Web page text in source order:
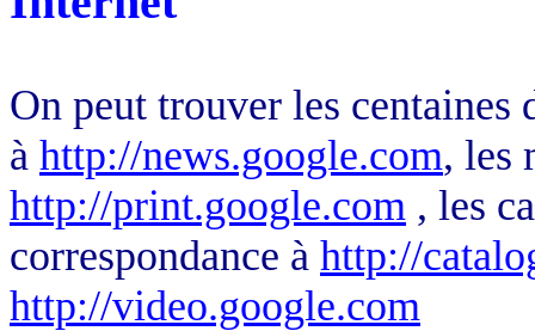
On peut trouver les
à http://news.google.com, les
http://print.google.com , les
correspondance à http://
http://video.google.com